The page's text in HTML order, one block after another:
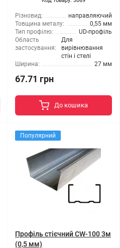
Різновид:
направляючий
Товщина металу:
0,55 мм
Тип профілю:
UD-профіль
Область
застосування:
Для
вирівнювання
стін і стелі
Ширина:
27 мм
67.71 грн
До кошика
Популярний
Профіль стієчний CW-100 3м
(0,5 мм)